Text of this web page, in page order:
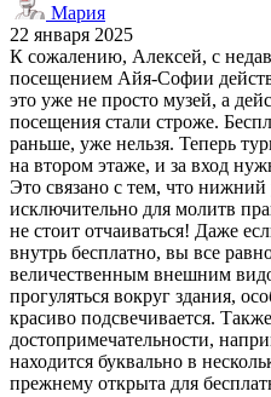
Мария
22 января 2025
К сожалению, Алексей, с
посещением Айя-Софии
это уже не просто музей, а
посещения стали строже.
раньше, уже нельзя. Теперь
на втором этаже, и за вход
Это связано с тем, что нижний
исключительно для молитв
не стоит отчаиваться! Даже
внутрь бесплатно, вы все
величественным внешним
прогуляться вокруг здания,
красиво подсвечивается.
достопримечательности,
находится буквально в
прежнему открыта для